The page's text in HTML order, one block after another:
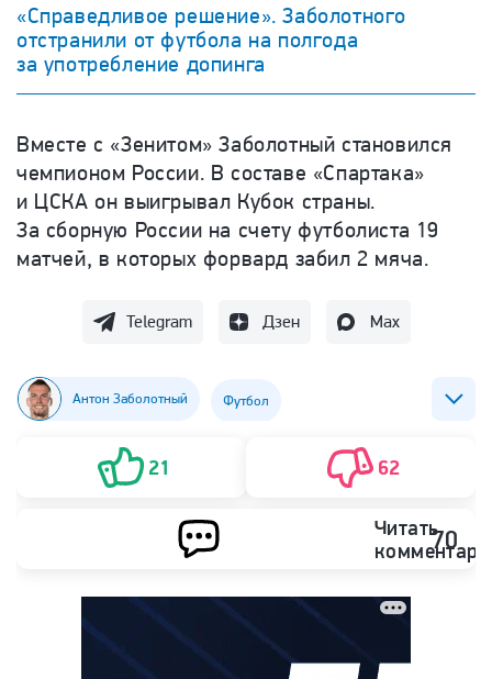
«Справедливое решение». Заболотного
отстранили от футбола на полгода
за употребление допинга
Вместе с «Зенитом» Заболотный становился
чемпионом России. В составе «Спартака»
и ЦСКА он выигрывал Кубок страны.
За сборную России на счету футболиста 19
матчей, в которых форвард забил 2 мяча.
Telegram Дзен Max
Антон Заболотный Футбол
ФК СКА (Ростов-на-Дону)
21 62
Читать70